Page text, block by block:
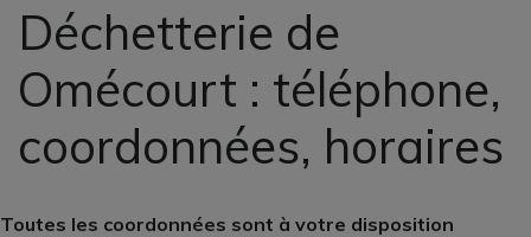
Déchetterie de
Omécourt : téléphone,
coordonnées, horaires
Toutes les coordonnées sont à votre disposition